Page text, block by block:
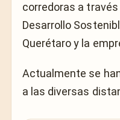
corredoras a
Desarrollo
Querétaro y la
Actualmente se
a las diversas